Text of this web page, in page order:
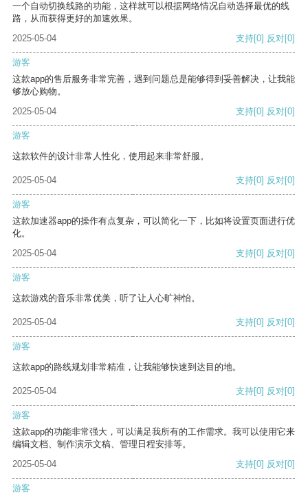
一个自动切换线路的功能，这样就可以根据网络情况自动选择最优的线
路，从而获得更好的加速效果。
2025-05-04
支持[0] 反对[0]
游客
这款app的售后服务非常完善，遇到问题总是能够得到妥善解决，让我能
够放心购物。
2025-05-04
支持[0] 反对[0]
游客
这款软件的设计非常人性化，使用起来非常舒服。
2025-05-04 支持[0] 反对[0]
游客
这款加速器app的操作有点复杂，可以简化一下，比如将设置页面进行优
化。
2025-05-04
支持[0] 反对[0]
游客
这款游戏的音乐非常优美，听了让人心旷神怡。
2025-05-04 支持[0] 反对[0]
游客
这款app的路线规划非常精准，让我能够快速到达目的地。
2025-05-04 支持[0] 反对[0]
游客
这款app的功能非常强大，可以满足我所有的工作需求。我可以使用它来
编辑文档、制作演示文稿、管理日程安排等。
2025-05-04
支持[0] 反对[0]
游客